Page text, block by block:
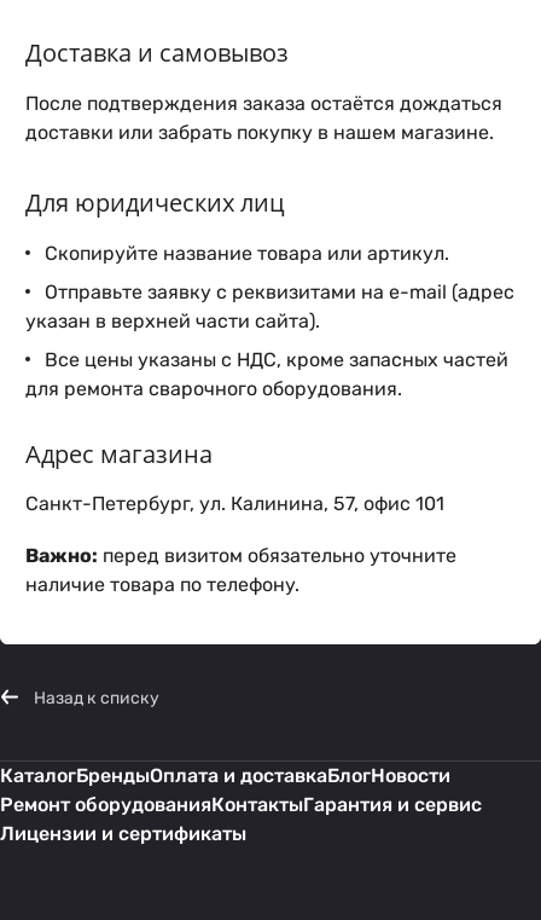
Доставка и самовывоз
После подтверждения заказа остаётся дождаться
доставки или забрать покупку в нашем магазине.
Для юридических лиц
Скопируйте название товара или артикул.
Отправьте заявку с реквизитами на e-mail (адрес
указан в верхней части сайта).
Все цены указаны с НДС, кроме запасных частей
для ремонта сварочного оборудования.
Адрес магазина
Санкт-Петербург, ул. Калинина, 57, офис 101
Важно: перед визитом обязательно уточните
наличие товара по телефону.
Назад к списку
КаталогБрендыОплата и доставкаБлогНовости
Ремонт оборудованияКонтактыГарантия и сервис
Лицензии и сертификаты